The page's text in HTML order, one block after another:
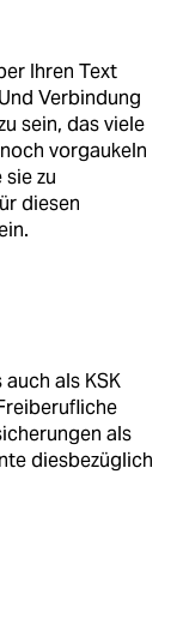
Ihren Text
Verbindung
sein, das viele
vorgaukeln
zu
diesen
als KSK
als
diesbezüglich